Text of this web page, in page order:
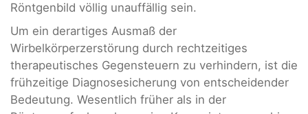
Röntgenbild völlig unauffällig sein.
Um ein derartiges Ausmaß der
Wirbelkörperzerstörung durch rechtzeitiges
therapeutisches Gegensteuern zu verhindern, ist die
frühzeitige Diagnosesicherung von entscheidender
Bedeutung. Wesentlich früher als in der